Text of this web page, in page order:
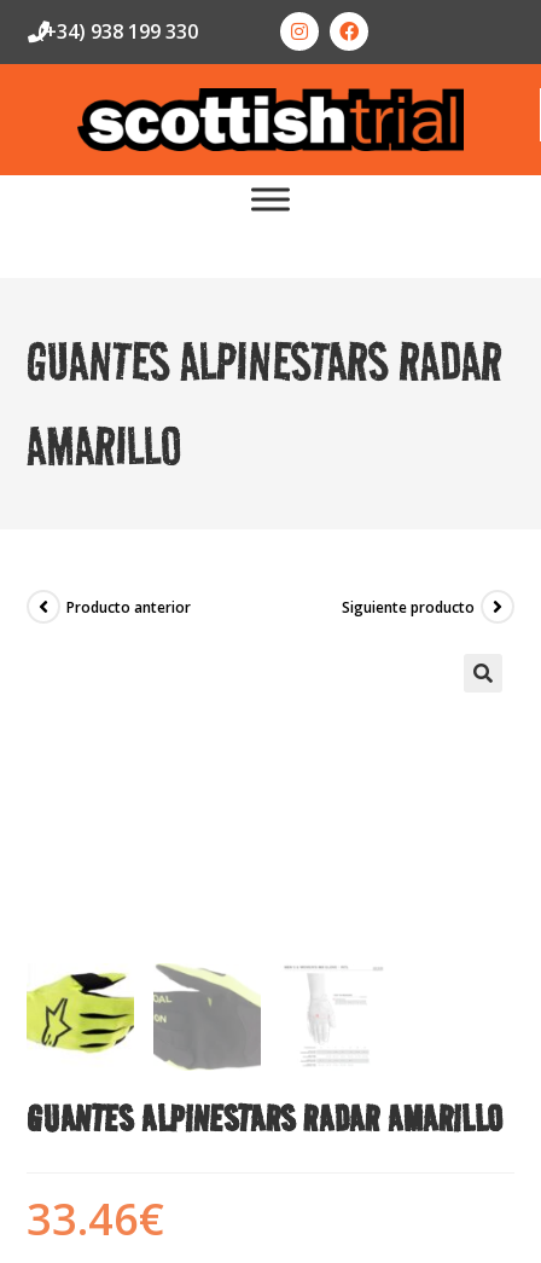
(+34) 938 199 330
GUANTES ALPINESTARS RADAR
AMARILLO
Producto anterior Siguiente producto
GUANTES ALPINESTARS RADAR AMARILLO
33.46€